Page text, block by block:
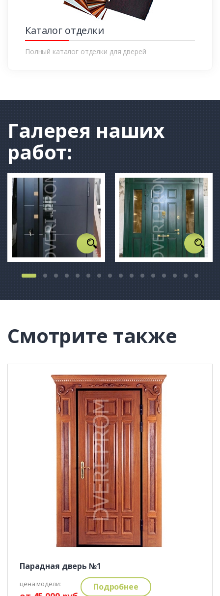
Каталог отделки
Полный каталог отделки для дверей
Галерея наших
работ:
Смотрите также
Парадная дверь №1
цена модели: Подробнее